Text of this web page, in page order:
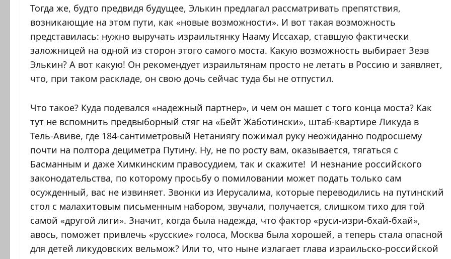
Тогда же, будто предвидя будущее, Элькин предлагал рассматривать препятствия,
возникающие на этом пути, как «новые возможности». И вот такая возможность
представилась: нужно выручать израильтянку Нааму Иссахар, ставшую фактически
заложницей на одной из сторон этого самого моста. Какую возможность выбирает Зеэв
Элькин? А вот какую! Он рекомендует израильтянам просто не летать в Россию и заявляет,
что, при таком раскладе, он свою дочь сейчас туда бы не отпустил.
Что такое? Куда подевался «надежный партнер», и чем он машет с того конца моста? Как
тут не вспомнить предвыборный стяг на «Бейт Жаботински», штаб-квартире Ликуда в
Тель-Авиве, где 184-сантиметровый Нетаниягу пожимал руку неожиданно подросшему
почти на полтора дециметра Путину. Ну, не по росту вам, оказывается, тягаться с
Басманным и даже Химкинским правосудием, так и скажите! И незнание российского
законодательства, по которому просьбу о помиловании может подать только сам
осужденный, вас не извиняет. Звонки из Иерусалима, которые переводились на путинский
стол с малахитовым письменным набором, звучали, получается, слишком тихо для той
самой «другой лиги». Значит, когда была надежда, что фактор «руси-изри-бхай-бхай»,
авось, поможет привлечь «русские» голоса, Москва была хорошей, а теперь стала опасной
для детей ликудовских вельмож? Или то, что ныне излагает глава израильско-российской